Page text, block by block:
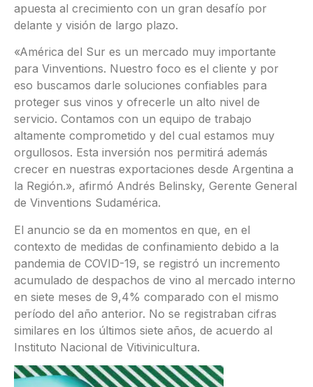
apuesta al crecimiento con un gran desafío por
delante y visión de largo plazo.
«América del Sur es un mercado muy importante
para Vinventions. Nuestro foco es el cliente y por
eso buscamos darle soluciones confiables para
proteger sus vinos y ofrecerle un alto nivel de
servicio. Contamos con un equipo de trabajo
altamente comprometido y del cual estamos muy
orgullosos. Esta inversión nos permitirá además
crecer en nuestras exportaciones desde Argentina a
la Región.», afirmó Andrés Belinsky, Gerente General
de Vinventions Sudamérica.
El anuncio se da en momentos en que, en el
contexto de medidas de confinamiento debido a la
pandemia de COVID-19, se registró un incremento
acumulado de despachos de vino al mercado interno
en siete meses de 9,4% comparado con el mismo
período del año anterior. No se registraban cifras
similares en los últimos siete años, de acuerdo al
Instituto Nacional de Vitivinicultura.